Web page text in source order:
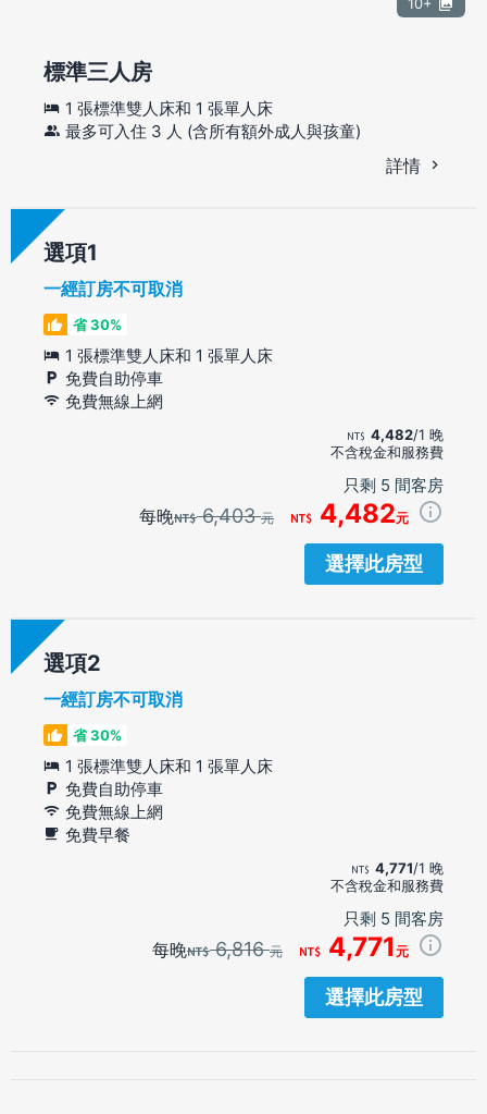
標準三人房
1 張標準雙人床和 1 張單人床
最多可入住 3 人 (含所有額外成人與孩童)
詳情
選項
一經訂房不可取消
省 30%
1 張標準雙人床和 1 張單人床
免費自助停車
免費無線上網
4,482/1 晚
不含稅金和服務費
只剩 5 間客房
每晚 6,403元 4,482元
選擇此房型
選項
一經訂房不可取消
省 30%
1 張標準雙人床和 1 張單人床
免費自助停車
免費無線上網
免費早餐
4,771/1 晚
不含稅金和服務費
只剩 5 間客房
每晚 6,816元 4,771 元
選擇此房型